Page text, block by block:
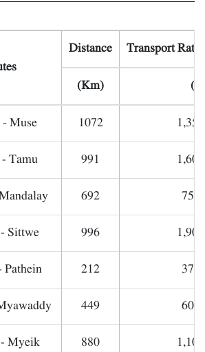
Distance Transport Rate
(Km)
Muse 1072
Tamu 991
692
Sittwe 996
Pathein 212
449
Myeik 880